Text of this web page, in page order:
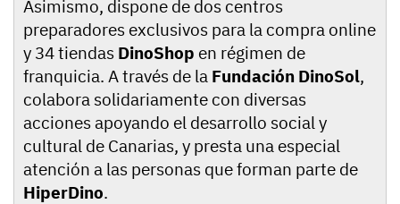
Asimismo, dispone de dos centros
preparadores exclusivos para la compra online
y 34 tiendas DinoShop en régimen de
franquicia. A través de la Fundación DinoSol,
colabora solidariamente con diversas
acciones apoyando el desarrollo social y
cultural de Canarias, y presta una especial
atención a las personas que forman parte de
HiperDino.